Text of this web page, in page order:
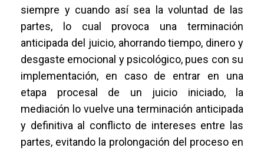
siempre y cuando así sea la voluntad de las
partes, lo cual provoca una terminación
anticipada del juicio, ahorrando tiempo, dinero y
desgaste emocional y psicológico, pues con su
implementación, en caso de entrar en una
etapa procesal de un juicio iniciado, la
mediación lo vuelve una terminación anticipada
y definitiva al conflicto de intereses entre las
partes, evitando la prolongación del proceso en